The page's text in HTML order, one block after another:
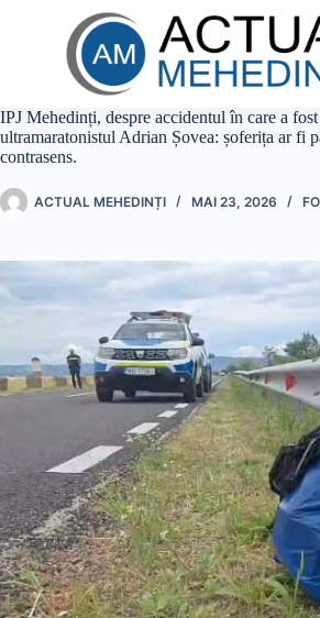
IPJ Mehedinți, despre accidentul în care a
ultramaratonistul Adrian Șovea: șoferița ar fi
contrasens.
ACTUAL MEHEDINȚI MAI 23, 2026